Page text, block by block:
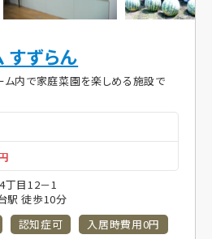
すずらん
ム内で家庭菜園を楽しめる施設で
丁目12－1
駅 徒歩10分
認知症可
入居時費用0円